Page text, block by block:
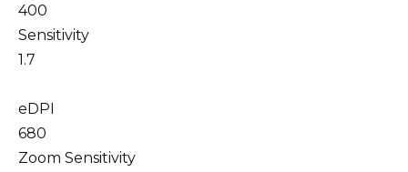
400
Sensitivity
1.7
eDPI
680
Zoom Sensitivity